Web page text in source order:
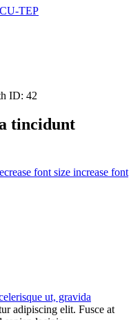
TEP
ID: 42
tincidunt
increase font
adipiscing elit. Fusce at